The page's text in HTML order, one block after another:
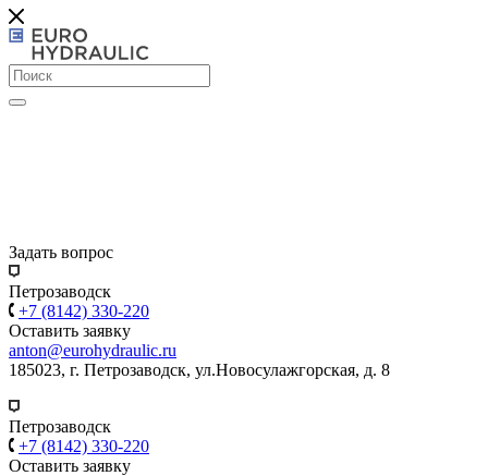
Задать вопрос
Петрозаводск
+7 (8142) 330-220
Оставить заявку
anton@eurohydraulic.ru
185023, г. Петрозаводск, ул.Новосулажгорская, д. 8
Петрозаводск
+7 (8142) 330-220
Оставить заявку